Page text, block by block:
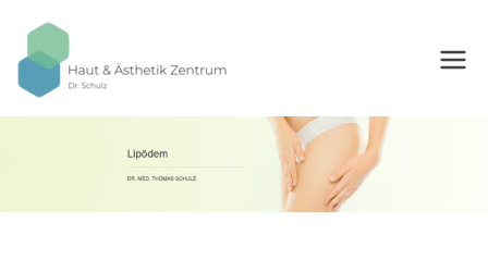
Ästhetikze
ntrum